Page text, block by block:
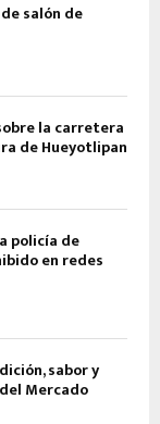
salón de
la carretera
de Hueyotlipan
policía de
en redes
sabor y
Mercado